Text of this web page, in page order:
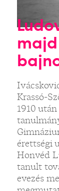
Krassó-
1910
érettségi
Honvéd
tanult
evezés